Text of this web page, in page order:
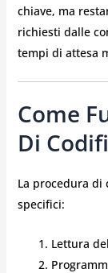
chiave, ma
richiesti dalle
tempi di attesa
Come
Di
La procedura di
specifici:
Lettura